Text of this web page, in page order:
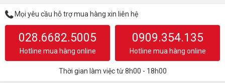
Mọi yêu cầu hỗ trợ mua hàng xin liên hệ
028.6682.5005
Hotline mua hàng online
0909.354.135
Hotline mua hàng online
Thời gian làm việc từ 8h00 - 18h00